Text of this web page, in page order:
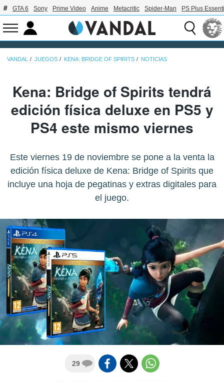
GTA 6 Sony Prime Video Anime Metacritic Spider-Man PS Plus
VANDAL JUEGOS KENA: BRIDGE OF SPIRITS NOTICIAS
Kena: Bridge of Spirits tendrá
edición física deluxe en PS5 y
PS4 este mismo viernes
Este viernes 19 de noviembre se pone a la venta la
edición física deluxe de Kena: Bridge of Spirits que
incluye una hoja de pegatinas y extras digitales para
el juego.
29